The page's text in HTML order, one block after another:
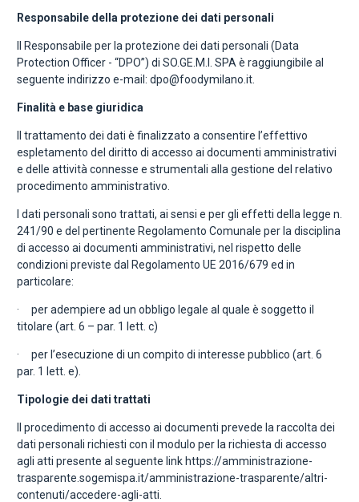
Responsabile della protezione dei dati personali
Il Responsabile per la protezione dei dati personali (Data
Protection Officer - “DPO”) di SO.GE.M.I. SPA è raggiungibile al
seguente indirizzo e-mail: dpo@foodymilano.it.
Finalità e base giuridica
Il trattamento dei dati è finalizzato a consentire l’effettivo
espletamento del diritto di accesso ai documenti amministrativi
e delle attività connesse e strumentali alla gestione del relativo
procedimento amministrativo.
I dati personali sono trattati, ai sensi e per gli effetti della legge n.
241/90 e del pertinente Regolamento Comunale per la disciplina
di accesso ai documenti amministrativi, nel rispetto delle
condizioni previste dal Regolamento UE 2016/679 ed in
particolare:
· per adempiere ad un obbligo legale al quale è soggetto il
titolare (art. 6 – par. 1 lett. c)
· per l’esecuzione di un compito di interesse pubblico (art. 6
par. 1 lett. e).
Tipologie dei dati trattati
Il procedimento di accesso ai documenti prevede la raccolta dei
dati personali richiesti con il modulo per la richiesta di accesso
agli atti presente al seguente link https://amministrazione-
trasparente.sogemispa.it/amministrazione-trasparente/altri-
contenuti/accedere-agli-atti.